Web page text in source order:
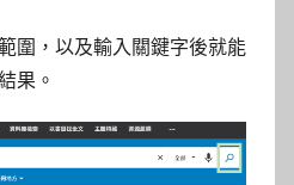
圍，以及輸入關鍵字後就能
果。